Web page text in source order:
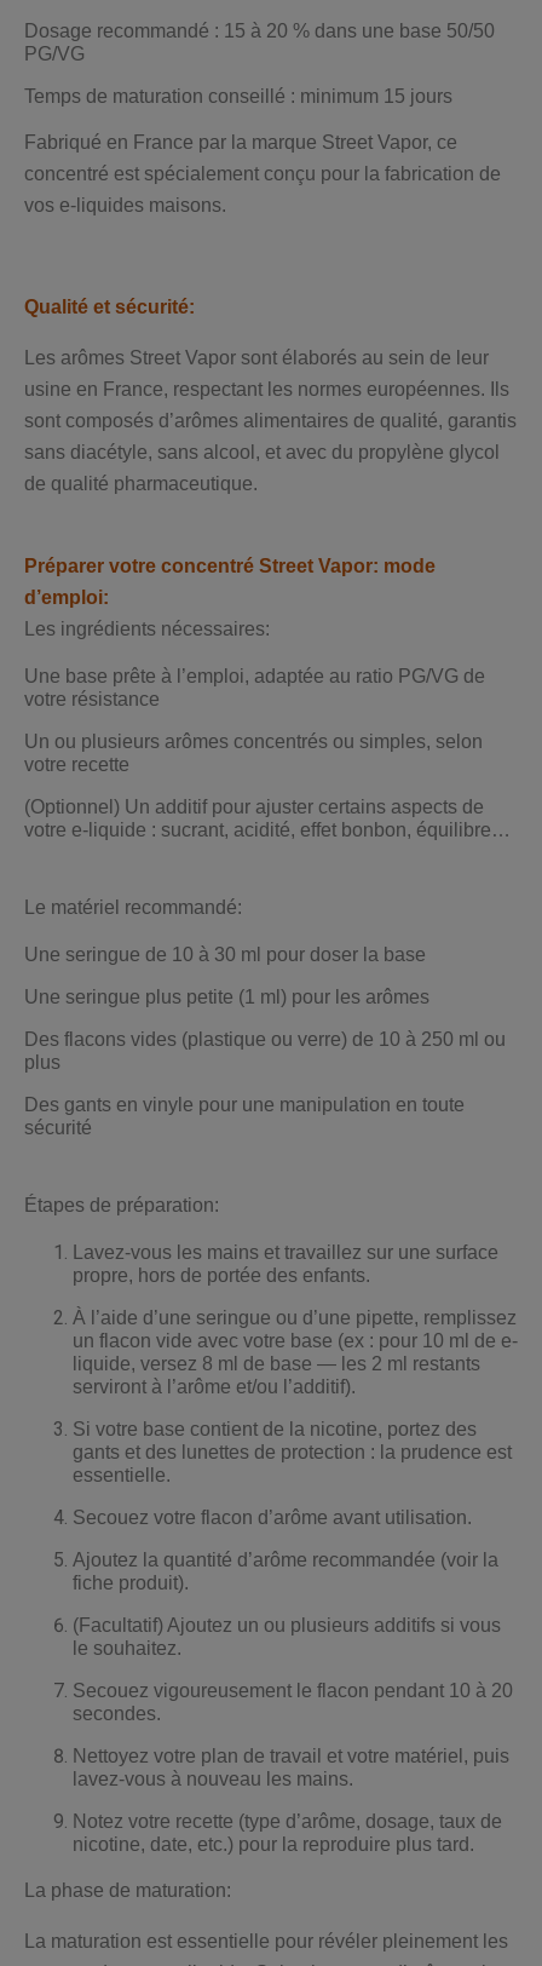
Dosage recommandé : 15 à 20 % dans une base 50/50
PG/VG
Temps de maturation conseillé : minimum 15 jours
Fabriqué en France par la marque Street Vapor, ce
concentré est spécialement conçu pour la fabrication de
vos e-liquides maisons.
Qualité et sécurité:
Les arômes Street Vapor sont élaborés au sein de leur
usine en France, respectant les normes européennes. Ils
sont composés d’arômes alimentaires de qualité, garantis
sans diacétyle, sans alcool, et avec du propylène glycol
de qualité pharmaceutique.
Préparer votre concentré Street Vapor: mode
d’emploi:
Les ingrédients nécessaires:
Une base prête à l’emploi, adaptée au ratio PG/VG de
votre résistance
Un ou plusieurs arômes concentrés ou simples, selon
votre recette
(Optionnel) Un additif pour ajuster certains aspects de
votre e-liquide : sucrant, acidité, effet bonbon, équilibre…
Le matériel recommandé:
Une seringue de 10 à 30 ml pour doser la base
Une seringue plus petite (1 ml) pour les arômes
Des flacons vides (plastique ou verre) de 10 à 250 ml ou
plus
Des gants en vinyle pour une manipulation en toute
sécurité
Étapes de préparation:
Lavez-vous les mains et travaillez sur une surface
propre, hors de portée des enfants.
À l’aide d’une seringue ou d’une pipette, remplissez
un flacon vide avec votre base (ex : pour 10 ml de e-
liquide, versez 8 ml de base — les 2 ml restants
serviront à l’arôme et/ou l’additif).
Si votre base contient de la nicotine, portez des
gants et des lunettes de protection : la prudence est
essentielle.
Secouez votre flacon d’arôme avant utilisation.
Ajoutez la quantité d’arôme recommandée (voir la
fiche produit).
(Facultatif) Ajoutez un ou plusieurs additifs si vous
le souhaitez.
Secouez vigoureusement le flacon pendant 10 à 20
secondes.
Nettoyez votre plan de travail et votre matériel, puis
lavez-vous à nouveau les mains.
Notez votre recette (type d’arôme, dosage, taux de
nicotine, date, etc.) pour la reproduire plus tard.
La phase de maturation:
La maturation est essentielle pour révéler pleinement les